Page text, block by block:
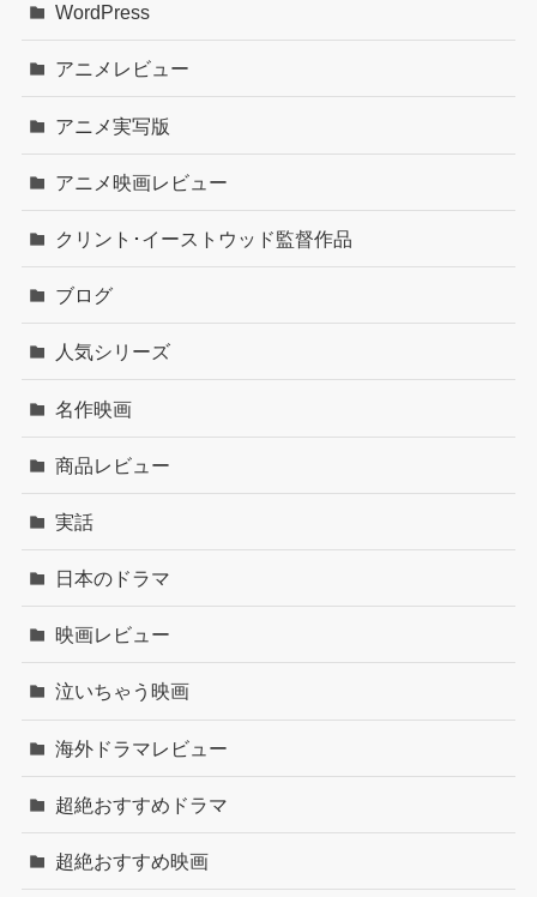
WordPress
アニメレビュー
アニメ実写版
アニメ映画レビュー
クリント･イーストウッド監督作品
ブログ
人気シリーズ
名作映画
商品レビュー
実話
日本のドラマ
映画レビュー
泣いちゃう映画
海外ドラマレビュー
超絶おすすめドラマ
超絶おすすめ映画